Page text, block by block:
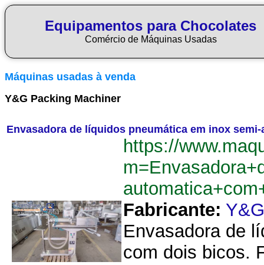
Equipamentos para Chocolates
Comércio de Máquinas Usadas
Máquinas usadas à venda
Y&G Packing Machiner
Envasadora de líquidos pneumática em inox
https://
Fabricante:
Envasadora de
com dois bicos.